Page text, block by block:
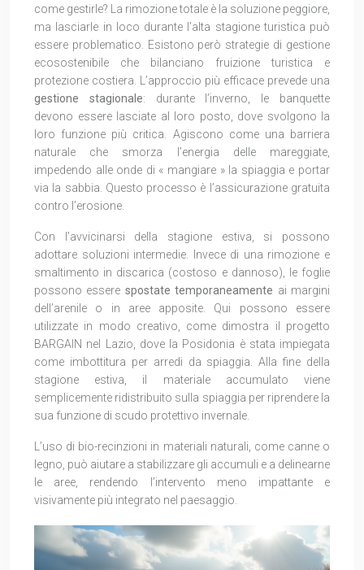
come gestirle? La rimozione totale è la soluzione peggiore,
ma lasciarle in loco durante l’alta stagione turistica può
essere problematico. Esistono però strategie di gestione
ecosostenibile che bilanciano fruizione turistica e
protezione costiera. L’approccio più efficace prevede una
gestione stagionale: durante l’inverno, le banquette
devono essere lasciate al loro posto, dove svolgono la
loro funzione più critica. Agiscono come una barriera
naturale che smorza l’energia delle mareggiate,
impedendo alle onde di « mangiare » la spiaggia e portar
via la sabbia. Questo processo è l’assicurazione gratuita
contro l’erosione.
Con l’avvicinarsi della stagione estiva, si possono
adottare soluzioni intermedie. Invece di una rimozione e
smaltimento in discarica (costoso e dannoso), le foglie
possono essere spostate temporaneamente ai margini
dell’arenile o in aree apposite. Qui possono essere
utilizzate in modo creativo, come dimostra il progetto
BARGAIN nel Lazio, dove la Posidonia è stata impiegata
come imbottitura per arredi da spiaggia. Alla fine della
stagione estiva, il materiale accumulato viene
semplicemente ridistribuito sulla spiaggia per riprendere la
sua funzione di scudo protettivo invernale.
L’uso di bio-recinzioni in materiali naturali, come canne o
legno, può aiutare a stabilizzare gli accumuli e a delinearne
le aree, rendendo l’intervento meno impattante e
visivamente più integrato nel paesaggio.